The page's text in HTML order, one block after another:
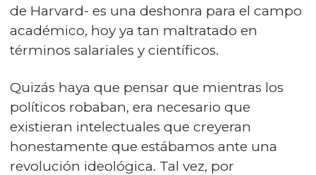
de Harvard- es una deshonra para el campo
académico, hoy ya tan maltratado en
términos salariales y científicos.
Quizás haya que pensar que mientras los
políticos robaban, era necesario que
existieran intelectuales que creyeran
honestamente que estábamos ante una
revolución ideológica. Tal vez, por